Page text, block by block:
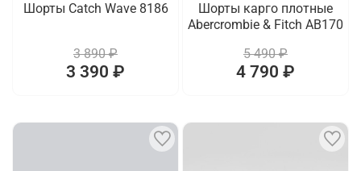
Шорты Catch Wave 8186
3 890 ₽
3 390 ₽
Шорты карго плотные
Abercrombie & Fitch AB170
5 490 ₽
4 790 ₽